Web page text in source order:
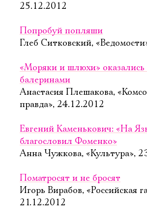
25.12.2012
Попробуй попляши
Глеб Ситковский,
«Моряки и шлюхи»
балеринами
Анастасия Плешакова,
правда», 24.12.2012
Евгений Каменькович: «На
благословил Фоменко»
Анна Чужкова, «Культура»,
Поматросят и не бросят
Игорь Вирабов, «Российская
21.12.2012